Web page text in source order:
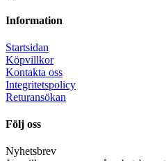
Information
Startsidan
Köpvillkor
Kontakta oss
Integritetspolicy
Returansökan
Följ oss
Nyhetsbrev